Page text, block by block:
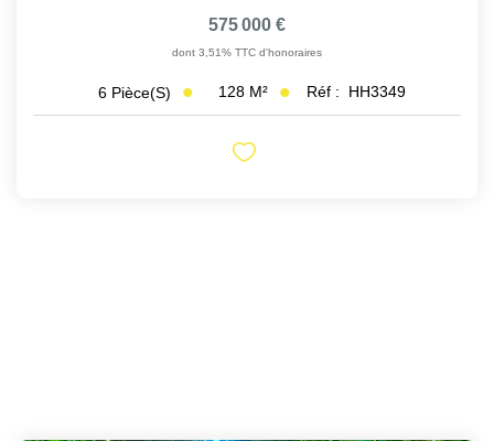
575 000 €
dont 3,51% TTC d'honoraires
6 Pièce(s) 128 M² Réf : HH3349